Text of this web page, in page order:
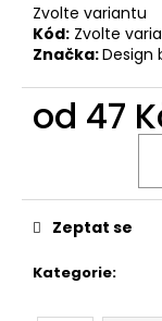
Zvolte variantu
Kód: Zvolte
Značka:Design
od 47
Kategorie:
Zeptat se
u
č
u
j
e
m
VYKRAJOVÁTKA
VELIKONOČNÍ
ZVÍŘÁTKA
#1988